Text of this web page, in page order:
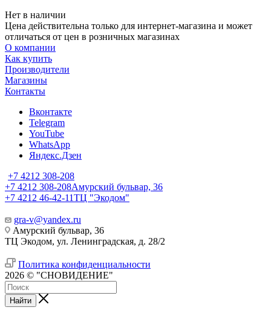
Нет в наличии
Цена действительна только для интернет-магазина и может
отличаться от цен в розничных магазинах
О компании
Как купить
Производители
Магазины
Контакты
Вконтакте
Telegram
YouTube
WhatsApp
Яндекс.Дзен
+7 4212 308-208
+7 4212 308-208Амурский бульвар, 36
+7 4212 46-42-11ТЦ "Экодом"
gra-v@yandex.ru
Амурский бульвар, 36
ТЦ Экодом, ул. Ленинградская, д. 28/2
Политика конфиденциальности
2026 © "СНОВИДЕНИЕ"
Найти